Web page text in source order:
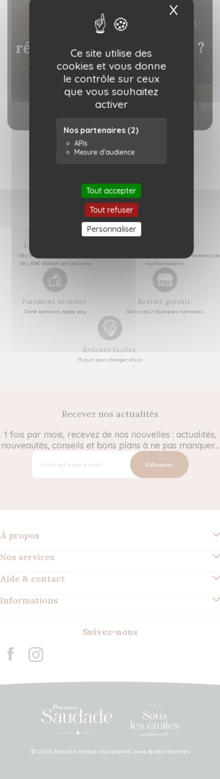
Ce site utilise des
cookies et vous donne
le contrôle sur ceux
que vous souhaitez
activer
Nos partenaires (2)
APIs
Mesure d'audience
Tout accepter
Tout refuser
Personnaliser
X
Vous ne trouvez pas la
réponse à votre question ?
Contactez-nous
Livraison offerte
Dès 59€ d'achat en relais colis
Dès 100€ d'achat par colissimo
Colis responsables
Réutilisation de cartons que nous recevons de
nos fournisseurs
Paiement sécurisé
Carte bancaire, Apple pay
Retrait gratuit
Dans nos 2 boutiques nantaises
Retours faciles
15 jours pour changer d’avis
Recevez nos actualités
1 fois par mois, recevez de nos nouvelles : actualités,
nouveautés, conseils et bons plans à ne pas manquer...
S’abonner
À propos
Nos services
Aide & contact
Informations
Suivez-nous
© 2025 Sous les étoiles exactement, tous droits réservés